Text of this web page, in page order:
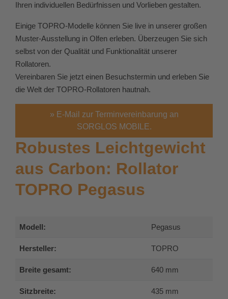
Ihren individuellen Bedürfnissen und Vorlieben gestalten.
Einige TOPRO-Modelle können Sie live in unserer großen
Muster-Ausstellung in Olfen erleben. Überzeugen Sie sich
selbst von der Qualität und Funktionalität unserer
Rollatoren.
Vereinbaren Sie jetzt einen Besuchstermin und erleben Sie
die Welt der TOPRO-Rollatoren hautnah.
» E-Mail zur Terminvereinbarung an
SORGLOS MOBILE.
Robustes Leichtgewicht
aus Carbon: Rollator
TOPRO Pegasus
Modell: Pegasus
Hersteller: TOPRO
Breite gesamt: 640 mm
Sitzbreite: 435 mm